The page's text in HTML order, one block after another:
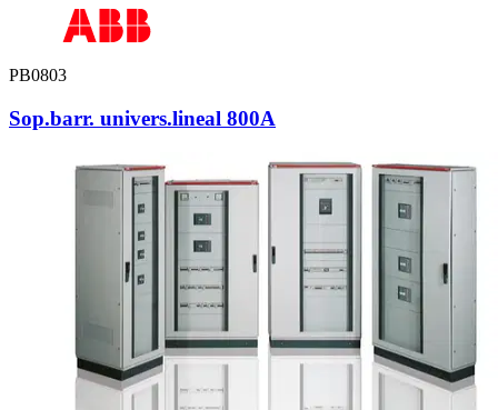
PB0803
Sop.barr. univers.lineal 800A